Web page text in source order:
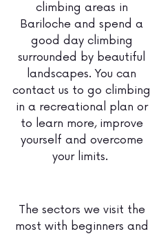
climbing areas in
Bariloche and spend a
good day climbing
surrounded by beautiful
landscapes. You can
contact us to go climbing
in a recreational plan or
to learn more, improve
yourself and overcome
your limits.
The sectors we visit the
most with beginners and